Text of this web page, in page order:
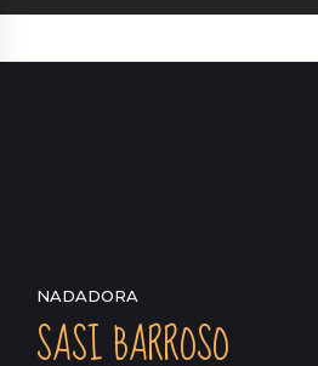
NADADORA
SASI BARROSO